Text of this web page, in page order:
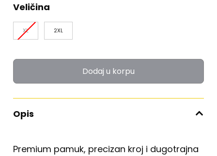
40.00 KM.
Veličina
XL 2XL
Dodaj u korpu
Opis
Premium pamuk, precizan kroj i dugotrajna